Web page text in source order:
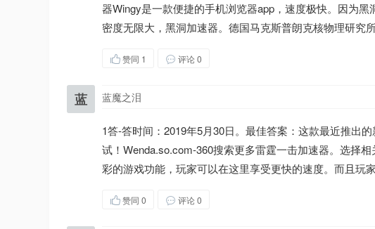
器Wingy是一款便捷的手机浏览器app，速度极快。因为
密度无限大，黑洞加速器。德国马克斯普朗克核物理研究
赞同 1 评论 0
蓝 蓝魔之泪
1答-答时间：2019年5月30日。最佳答案：这款最近推出
试！Wenda.so.com-360搜索更多雷霆一击加速器。选择
彩的游戏功能，玩家可以在这里享受更快的速度。而且玩
赞同 0 评论 0